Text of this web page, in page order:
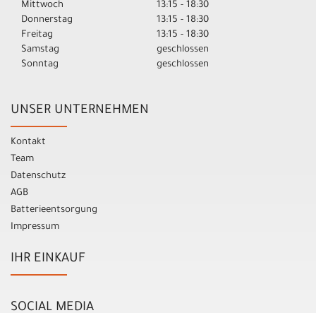
Mittwoch
13:15 - 18:30
Donnerstag
13:15 - 18:30
Freitag
13:15 - 18:30
Samstag
geschlossen
Sonntag
geschlossen
UNSER UNTERNEHMEN
Kontakt
Team
Datenschutz
AGB
Batterieentsorgung
Impressum
IHR EINKAUF
SOCIAL MEDIA